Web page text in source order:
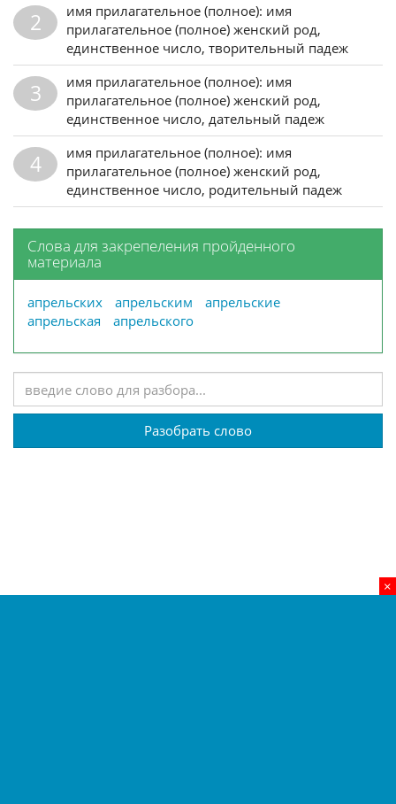
×
2
имя прилагательное (полное): имя
прилагательное (полное) женский род,
единственное число, творительный падеж
3
имя прилагательное (полное): имя
прилагательное (полное) женский род,
единственное число, дательный падеж
4
имя прилагательное (полное): имя
прилагательное (полное) женский род,
единственное число, родительный падеж
Слова для закрепеления пройденного
материала
апрельских апрельским
апрельские
апрельская
апрельского
Разобрать слово